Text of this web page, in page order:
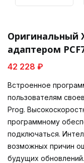
Оригинальный
адаптером
42 228 ₽
Встроенное
пользователям
Prog.
программному
подключаться.
возможных причин
будущих